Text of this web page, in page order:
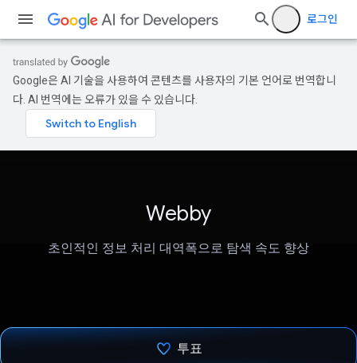
로그인
Google은 AI 기술을 사용하여 콘텐츠를 사용자의 기본 언어로 번역합니
다. AI 번역에는 오류가 있을 수 있습니다.
Webby
초인적인 정보 처리 대역폭으로 탐색 속도 향상
투표